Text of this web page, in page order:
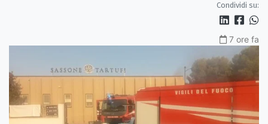
Condividi su:
7 ore fa